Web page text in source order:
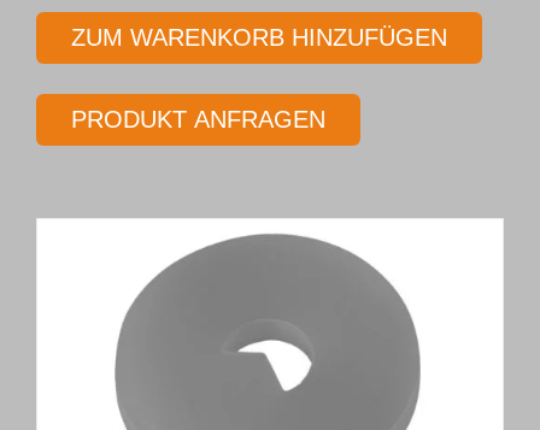
Tiefbohrwerkzeug
Typ 01
Länge 15 x Ø
ZUM WARENKORB HINZUFÜGEN
PRODUKT ANFRAGEN